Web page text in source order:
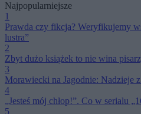
Najpopularniejsze
1
Prawda czy fikcja? Weryfikujemy
lustra”
2
Zbyt dużo książek to nie wina
3
Morawiecki na Jagodnie: Nadzieje
4
„Jesteś mój chłop!”. Co w serialu
5